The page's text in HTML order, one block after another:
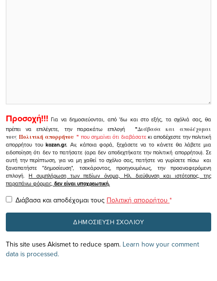
Προσοχή!!! Για να δημοσιεύονται, από 'δω και στο εξής, τα σχόλιά σας, θα
πρέπει να επιλέγετε, την παρακάτω επιλογή
"Διάβασα και αποδέχομαι
τουςΠολιτική απορρήτου" που σημαίνει ότι διαβάσατεκι αποδέχεστε την πολιτική
απορρήτου τουkozan.gr. Αν, κάποια φορά, ξεχάσετε να το κάνετε θα λάβετε μια
ειδοποίηση ότι δεν το πατήσατε (αρα δεν αποδεχτήκατε την πολιτική απορρήτου). Σε
αυτή την περίπτωση, για να μη χαθεί το σχόλιο σας, πατήστε να γυρίσετε πίσω και
ξαναπατήστε "δημοσίευση", τσεκάροντας, προηγουμένως, την προαναφερόμενη
επιλογή.Η συμπλήρωση των πεδίων όνομα, Ηλ. διεύθυνση και ιστότοπος, της
παραπάνω φόρμας, δεν είναι υποχρεωτική.
Διάβασα και αποδέχομαι τους Πολιτική απορρήτου *
This site uses Akismet to reduce spam. Learn how your comment
data is processed.